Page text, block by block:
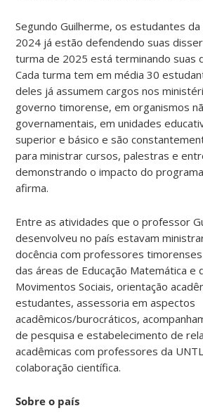
Segundo Guilherme, os estudantes
2024 já estão defendendo suas
turma de 2025 está terminando suas
Cada turma tem em média 30
deles já assumem cargos nos
governo timorense, em organismos
governamentais, em unidades
superior e básico e são
para ministrar cursos, palestras e
demonstrando o impacto do programa
afirma.
Entre as atividades que o professor
desenvolveu no país estavam
docência com professores timorenses
das áreas de Educação Matemática e
Movimentos Sociais, orientação
estudantes, assessoria em aspectos
acadêmicos/burocráticos,
de pesquisa e estabelecimento de
acadêmicas com professores da
colaboração científica.
Sobre o país